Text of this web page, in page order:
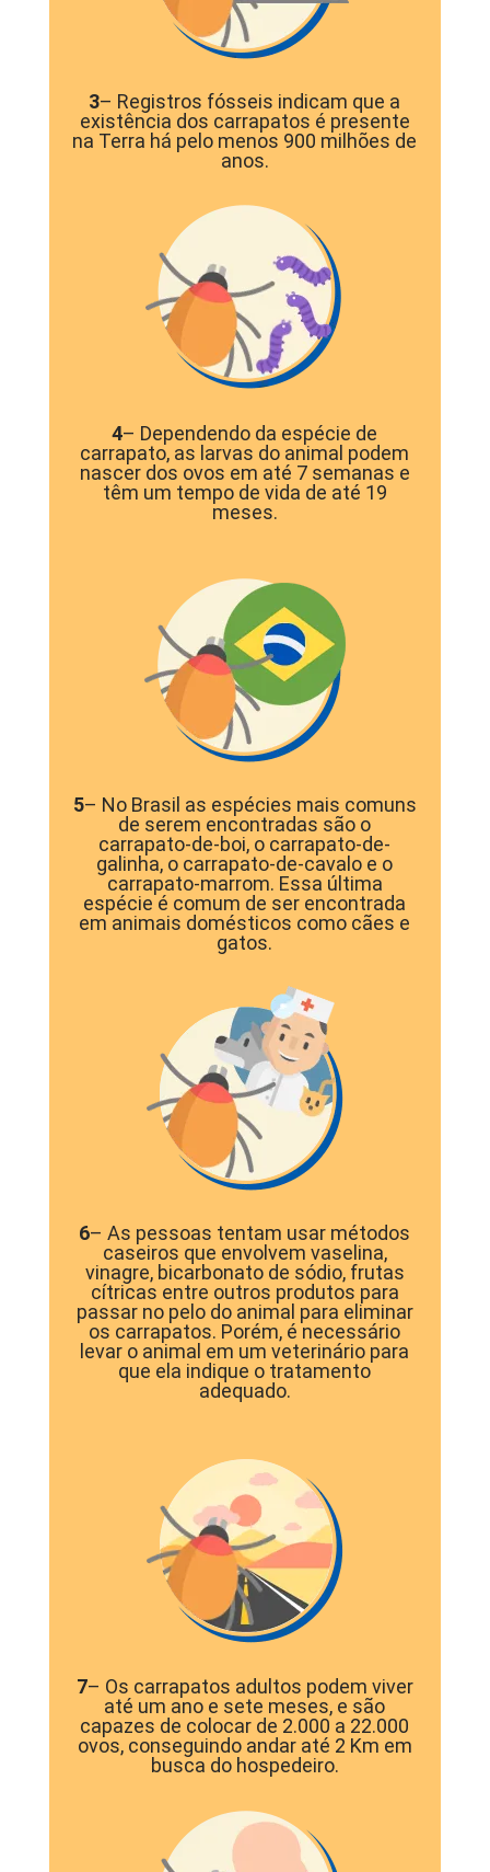
3– Registros fósseis indicam que a
existência dos carrapatos é presente
na Terra há pelo menos 900 milhões de
anos.
4– Dependendo da espécie de
carrapato, as larvas do animal podem
nascer dos ovos em até 7 semanas e
têm um tempo de vida de até 19
meses.
5– No Brasil as espécies mais comuns
de serem encontradas são o
carrapato-de-boi, o carrapato-de-
galinha, o carrapato-de-cavalo e o
carrapato-marrom. Essa última
espécie é comum de ser encontrada
em animais domésticos como cães e
gatos.
6– As pessoas tentam usar métodos
caseiros que envolvem vaselina,
vinagre, bicarbonato de sódio, frutas
cítricas entre outros produtos para
passar no pelo do animal para eliminar
os carrapatos. Porém, é necessário
levar o animal em um veterinário para
que ela indique o tratamento
adequado.
7– Os carrapatos adultos podem viver
até um ano e sete meses, e são
capazes de colocar de 2.000 a 22.000
ovos, conseguindo andar até 2 Km em
busca do hospedeiro.